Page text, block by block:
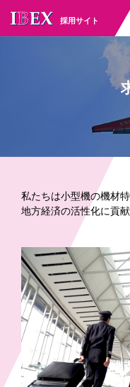
採用サイト
私たちは小型機の機材特
地方経済の活性化に貢